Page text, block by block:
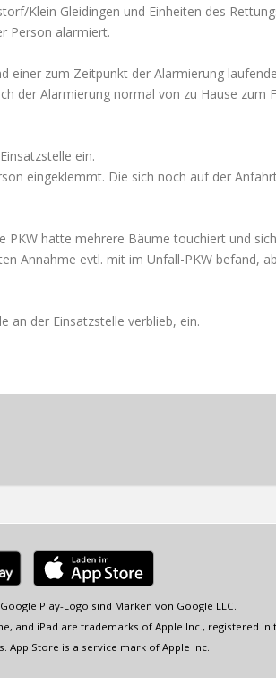
Klein Gleidingen und Einheiten des
Person alarmiert.
einer zum Zeitpunkt der Alarmierung
der Alarmierung normal von zu Hause zum
ein.
eingeklemmt. Die sich noch auf der
hatte mehrere Bäume touchiert und
Annahme evtl. mit im Unfall-PKW befand,
an der Einsatzstelle verblieb, ein.
Play-Logo sind Marken von Google LLC.
and iPad are trademarks of Apple Inc., registered in
App Store is a service mark of Apple Inc.